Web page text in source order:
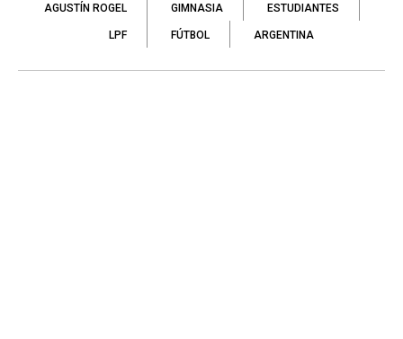
AGUSTÍN ROGEL GIMNASIA ESTUDIANTES
LPF FÚTBOL ARGENTINA